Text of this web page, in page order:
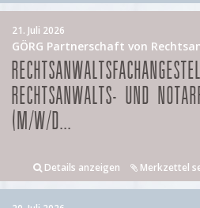
21. Juli 2026
GÖRG Partnerschaft von
RECHTSANWALTS- UND
(M/W/D...
Details anzeigen Merkzettel